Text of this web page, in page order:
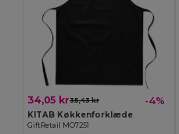
34,05 kr35,43 kr -4%
KITAB Køkkenforklæde
GiftRetail MO7251